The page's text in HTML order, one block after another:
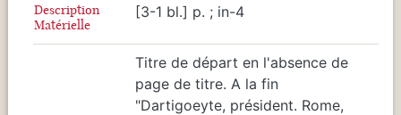
Description
Matérielle
[3-1 bl.] p. ; in-4
Titre de départ en l'absence de
page de titre. A la fin
"Dartigoeyte, président. Rome,